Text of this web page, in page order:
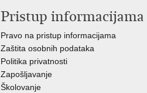
Pristup informacijama
Pravo na pristup informacijama
Zaštita osobnih podataka
Politika privatnosti
Zapošljavanje
Školovanje